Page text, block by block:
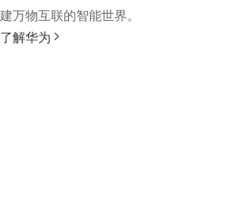
建万物互联的智能世界。
了解华为